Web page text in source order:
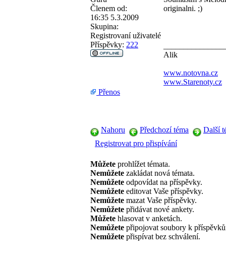
Členem od:
16:35 5.3.2009
Skupina:
Registrovaní uživatelé
Příspěvky: 222
originalni. ;)
Alik
www.notovna.cz
www.Starenoty.cz
Přenos
Nahoru Předchozí téma
Další
Registrovat pro přispívání
Můžete prohlížet témata.
Nemůžete zakládat nová témata.
Nemůžete odpovídat na příspěvky.
Nemůžete editovat Vaše příspěvky.
Nemůžete mazat Vaše příspěvky.
Nemůžete přidávat nové ankety.
Můžete hlasovat v anketách.
Nemůžete připojovat soubory k
Nemůžete přispívat bez schválení.